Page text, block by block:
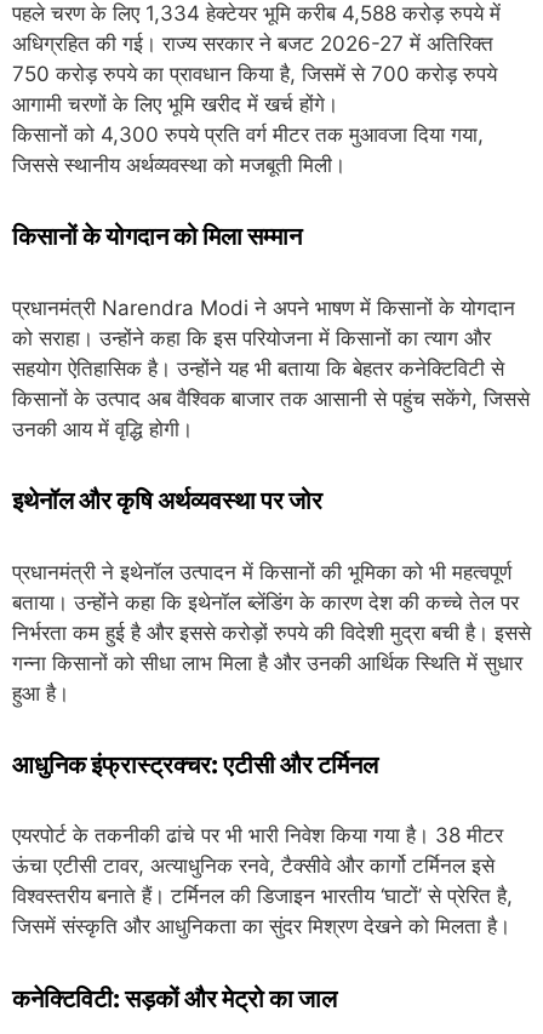
पहले चरण के लिए 1,334 हेक्टेयर भूमि करीब 4,588 करोड़ रुपये में
अधिग्रहित की गई। राज्य सरकार ने बजट 2026-27 में अतिरिक्त
750 करोड़ रुपये का प्रावधान किया है, जिसमें से 700 करोड़ रुपये
आगामी चरणों के लिए भूमि खरीद में खर्च होंगे।
किसानों को 4,300 रुपये प्रति वर्ग मीटर तक मुआवजा दिया गया,
जिससे स्थानीय अर्थव्यवस्था को मजबूती मिली।
किसानों के योगदान को मिला सम्मान
प्रधानमंत्री Narendra Modi ने अपने भाषण में किसानों के योगदान
को सराहा। उन्होंने कहा कि इस परियोजना में किसानों का त्याग और
सहयोग ऐतिहासिक है। उन्होंने यह भी बताया कि बेहतर कनेक्टिविटी से
किसानों के उत्पाद अब वैश्विक बाजार तक आसानी से पहुंच सकेंगे, जिससे
उनकी आय में वृद्धि होगी।
इथेनॉल और कृषि अर्थव्यवस्था पर जोर
प्रधानमंत्री ने इथेनॉल उत्पादन में किसानों की भूमिका को भी महत्वपूर्ण
बताया। उन्होंने कहा कि इथेनॉल ब्लेंडिंग के कारण देश की कच्चे तेल पर
निर्भरता कम हुई है और इससे करोड़ों रुपये की विदेशी मुद्रा बची है। इससे
गन्ना किसानों को सीधा लाभ मिला है और उनकी आर्थिक स्थिति में सुधार
हुआ है।
आधुनिक इंफ्रास्ट्रक्चर: एटीसी और टर्मिनल
एयरपोर्ट के तकनीकी ढांचे पर भी भारी निवेश किया गया है। 38 मीटर
ऊंचा एटीसी टावर, अत्याधुनिक रनवे, टैक्सीवे और कार्गो टर्मिनल इसे
विश्वस्तरीय बनाते हैं। टर्मिनल की डिजाइन भारतीय ‘घाटों’ से प्रेरित है,
जिसमें संस्कृति और आधुनिकता का सुंदर मिश्रण देखने को मिलता है।
कनेक्टिविटी: सड़कों और मेट्रो का जाल